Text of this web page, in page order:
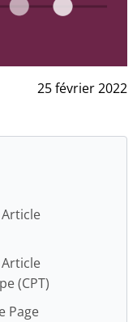
25 février 2022
(CPT)
Page